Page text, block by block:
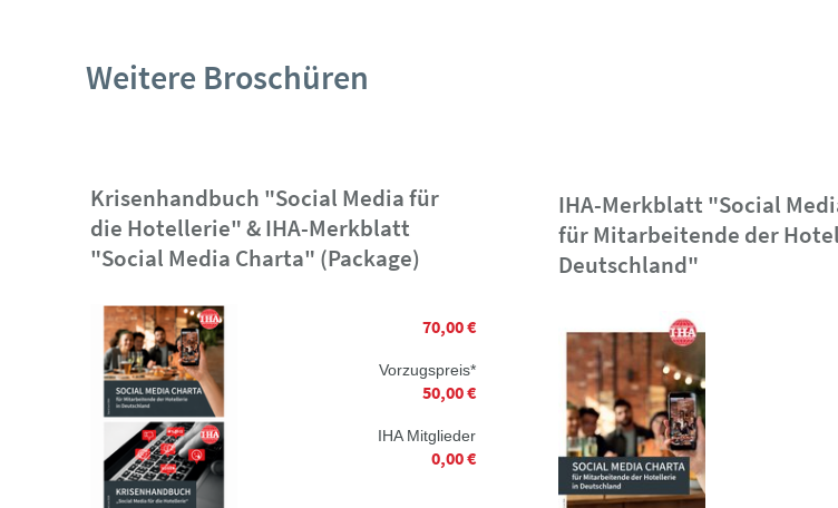
Weitere Broschüren
Krisenhandbuch "Social Media für
die Hotellerie" & IHA-Merkblatt
"Social Media Charta" (Package)
70,00 €
Vorzugspreis*
50,00 €
IHA Mitglieder
0,00 €
IHA-Merkblatt "Social
für Mitarbeitende der
Deutschland"